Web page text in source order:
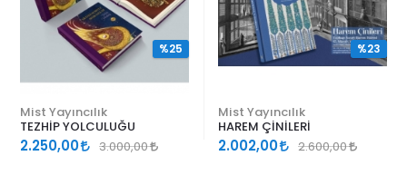
Mist Yayıncılık
TEZHİP YOLCULUĞU
2.250,00 3.000,00
%25
Mist Yayıncılık
HAREM ÇİNİLERİ
2.002,00 2.600,00
%23